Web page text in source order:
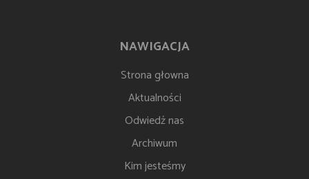
NAWIGACJA
Strona głowna
Aktualności
Odwiedź nas
Archiwum
Kim jesteśmy